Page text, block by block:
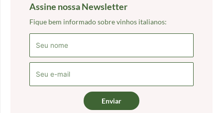
Assine nossa Newsletter
Fique bem informado sobre vinhos italianos:
Enviar